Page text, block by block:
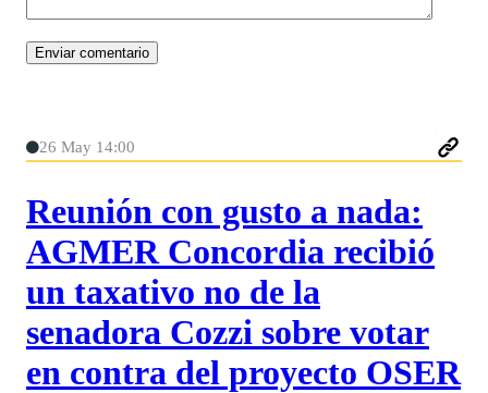
26 May 14:00
Reunión con gusto a nada:
AGMER Concordia recibió
un taxativo no de la
senadora Cozzi sobre votar
en contra del proyecto OSER